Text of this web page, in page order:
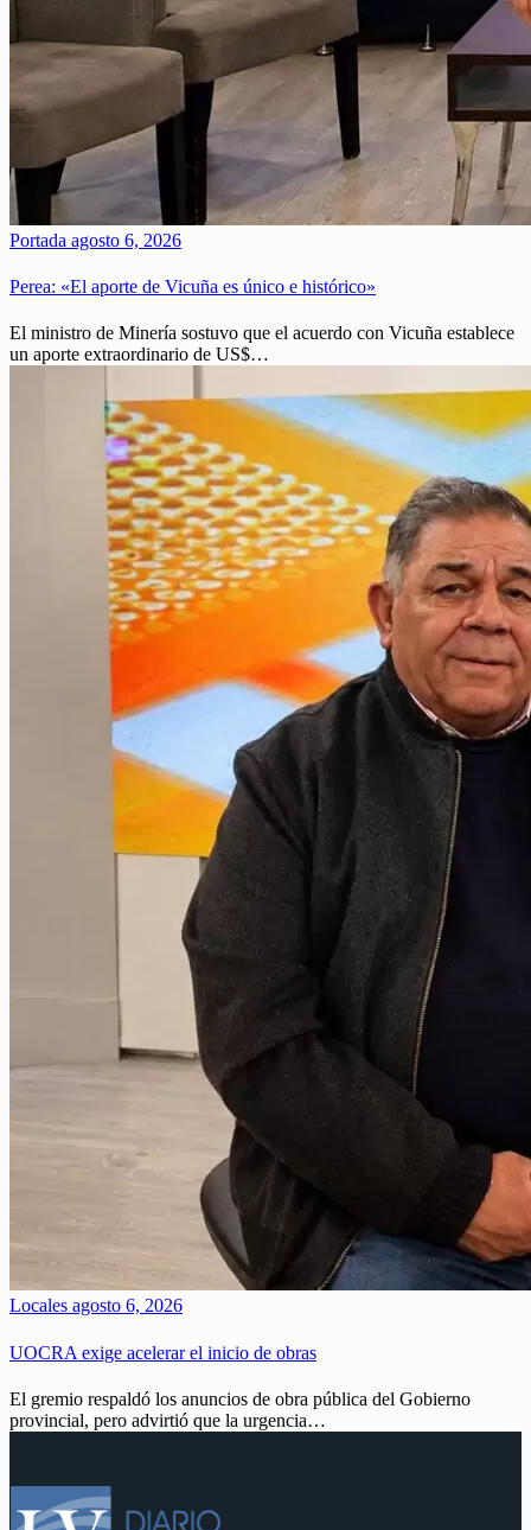
Portada agosto 6, 2026
Perea: «El aporte de Vicuña es único e histórico»
El ministro de Minería sostuvo que el acuerdo con Vicuña establece
un aporte extraordinario de US$…
Locales agosto 6, 2026
UOCRA exige acelerar el inicio de obras
El gremio respaldó los anuncios de obra pública del Gobierno
provincial, pero advirtió que la urgencia…